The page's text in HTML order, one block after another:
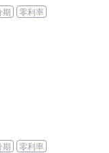
期 零利率
期 零利率